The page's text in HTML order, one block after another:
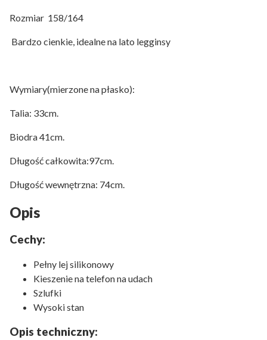
Rozmiar 158/164
Bardzo cienkie, idealne na lato legginsy
Wymiary(mierzone na płasko):
Talia: 33cm.
Biodra 41cm.
Długość całkowita:97cm.
Długość wewnętrzna: 74cm.
Opis
Cechy:
Pełny lej silikonowy
Kieszenie na telefon na udach
Szlufki
Wysoki stan
Opis techniczny: